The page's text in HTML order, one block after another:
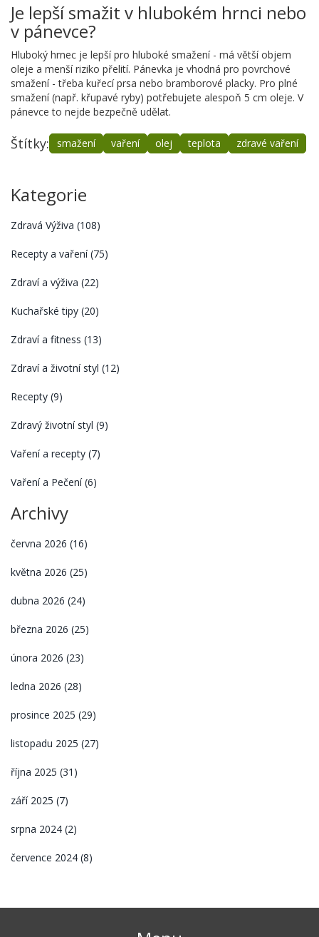
Je lepší smažit v hlubokém hrnci nebo
v pánevce?
Hluboký hrnec je lepší pro hluboké smažení - má větší objem
oleje a menší riziko přelití. Pánevka je vhodná pro povrchové
smažení - třeba kuřecí prsa nebo bramborové placky. Pro plné
smažení (např. křupavé ryby) potřebujete alespoň 5 cm oleje. V
pánevce to nejde bezpečně udělat.
Štítky: smažení vaření olej teplota zdravé vaření
Kategorie
Zdravá Výživa (108)
Recepty a vaření(75)
Zdraví a výživa (22)
Kuchařské tipy (20)
Zdraví a fitness (13)
Zdraví a životní styl (12)
Recepty (9)
Zdravý životní styl (9)
Vaření a recepty (7)
Vaření a Pečení(6)
Archivy
června 2026 (16)
května 2026 (25)
dubna 2026 (24)
března 2026 (25)
února 2026 (23)
ledna 2026 (28)
prosince 2025 (29)
listopadu 2025 (27)
října 2025 (31)
září 2025 (7)
srpna 2024 (2)
července 2024 (8)